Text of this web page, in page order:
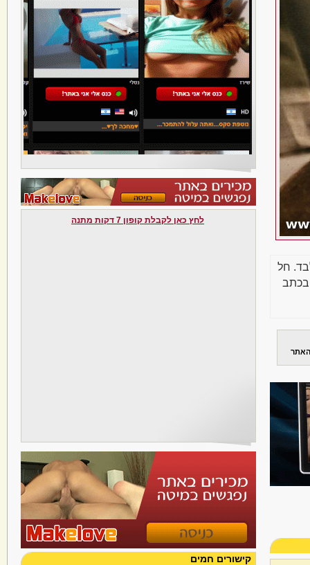
חל
בכתב
האתר
לחץ כאן לקבלת קופון 7 דקות מתנה
קישורים חמים